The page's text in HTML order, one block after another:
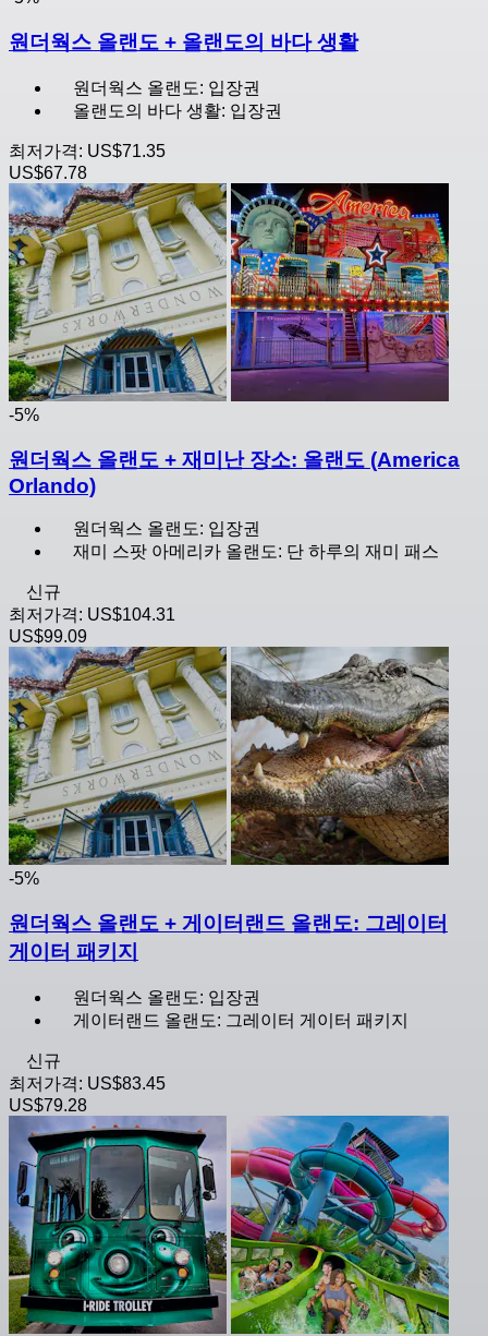
원더웍스 올랜도 + 올랜도의 바다 생활
원더웍스 올랜도: 입장권
올랜도의 바다 생활: 입장권
최저가격: US$71.35
US$67.78
-5%
원더웍스 올랜도 + 재미난 장소: 올랜도 (America
Orlando)
원더웍스 올랜도: 입장권
재미 스팟 아메리카 올랜도: 단 하루의 재미 패스
신규
최저가격: US$104.31
US$99.09
-5%
원더웍스 올랜도 + 게이터랜드 올랜도: 그레이터
게이터 패키지
원더웍스 올랜도: 입장권
게이터랜드 올랜도: 그레이터 게이터 패키지
신규
최저가격: US$83.45
US$79.28